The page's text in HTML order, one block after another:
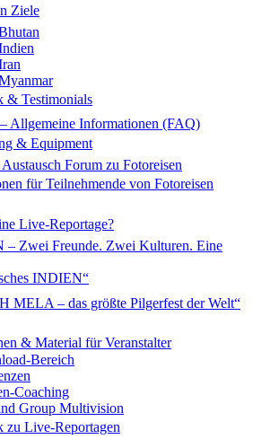
Ziele
& Testimonials
– Allgemeine Informationen (FAQ)
& Equipment
Forum zu Fotoreisen
für Teilnehmende von Fotoreisen
Live-Reportage?
Zwei Freunde. Zwei Kulturen. Eine
INDIEN“
– das größte Pilgerfest der Welt“
& Material für Veranstalter
Bereich
Coaching
Group Multivision
Live-Reportagen